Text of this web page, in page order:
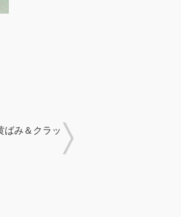
ばみ＆クラッ